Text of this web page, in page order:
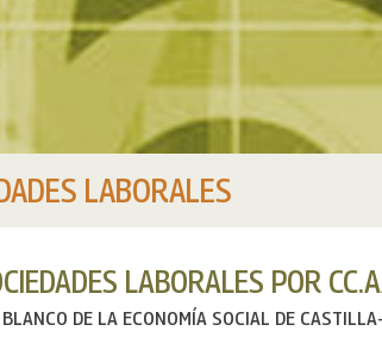
LABORALES
LABORALES POR
DE LA ECONOMÍA SOCIAL DE